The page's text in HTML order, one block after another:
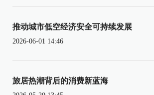
推动城市低空经济安全可持续发展
2026-06-01 14:46
旅居热潮背后的消费新蓝海